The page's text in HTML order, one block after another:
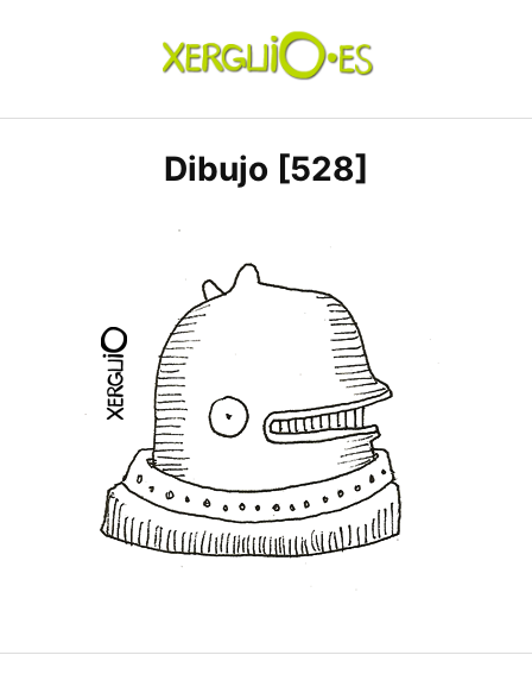
xerguio.ES | ilustración
Dibujo [528]